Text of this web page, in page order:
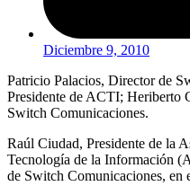
Diciembre 9, 2010
Patricio Palacios, Director de
Presidente de ACTI; Heriberto
Switch Comunicaciones.
Raúl Ciudad, Presidente de la
Tecnología de la Información
de Switch Comunicaciones,